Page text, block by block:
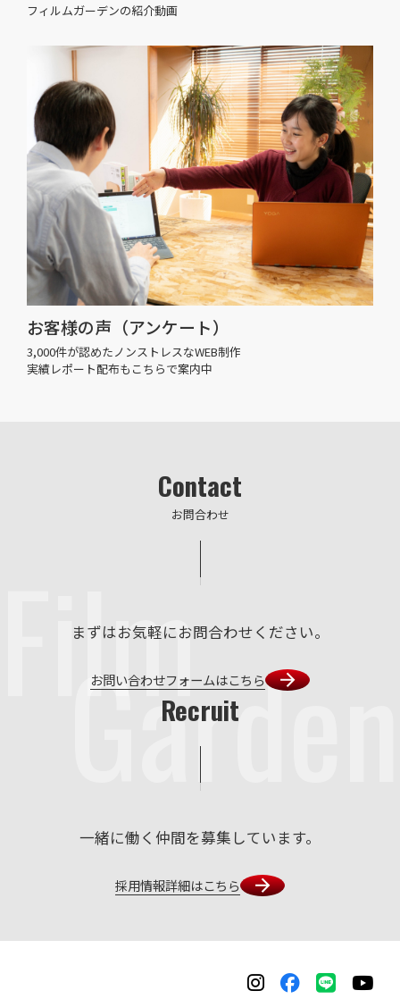
フィルムガーデンの紹介動画
お客様の声（アンケート）
3,000件が認めたノンストレスなWEB制作
実績レポート配布もこちらで案内中
Film
Garden
Contact
お問合わせ
まずはお気軽にお問合わせください。
お問い合わせフォームはこちら
Recruit
一緒に働く仲間を募集しています。
採用情報詳細はこちら